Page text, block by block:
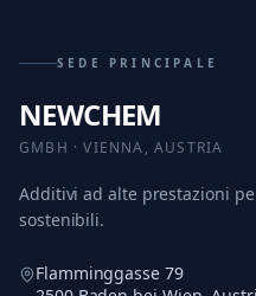
SEDE PRINCIPALE
NEWCHEM
GMBH · VIENNA, AUSTRIA
Additivi ad alte prestazioni
sostenibili.
Flamminggasse 79